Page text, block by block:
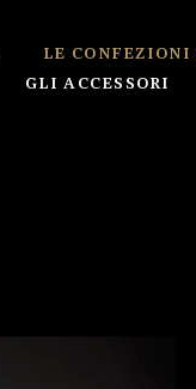
LE CONFEZIONI
GLI ACCESSORI